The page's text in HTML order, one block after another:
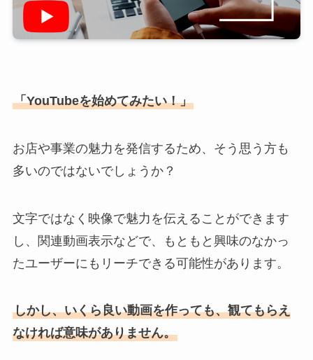
「YouTubeを始めてみたい！」
お店や事業の魅力を発信するため、そう思う方も
多いのではないでしょうか？
文字ではなく映像で魅力を伝えることができます
し、関連動画表示などで、もともと興味のなかっ
たユーザーにもリーチできる可能性があります。
しかし、いくら良い動画を作っても、観てもらえ
なければ意味がありません。